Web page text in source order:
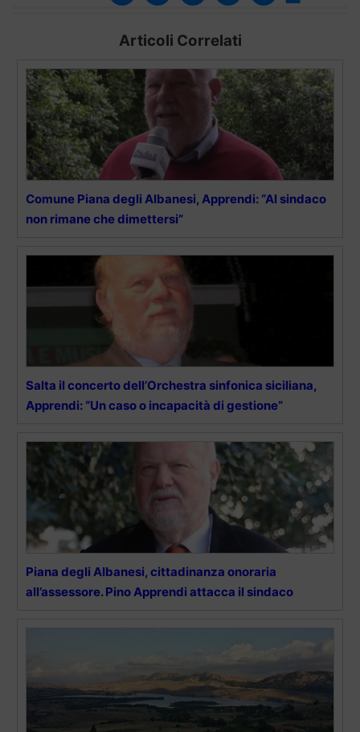
Articoli Correlati
Comune Piana degli Albanesi, Apprendi: “Al sindaco
non rimane che dimettersi”
Salta il concerto dell’Orchestra sinfonica siciliana,
Apprendi: “Un caso o incapacità di gestione”
Piana degli Albanesi, cittadinanza onoraria
all’assessore. Pino Apprendi attacca il sindaco